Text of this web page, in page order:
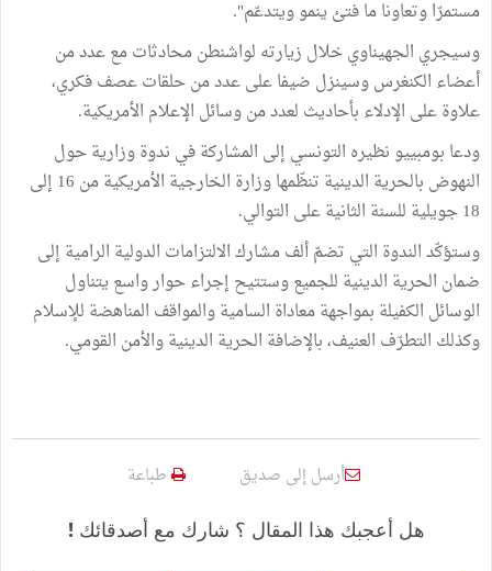
مستمرّا وتعاونا ما فتئ ينمو ويتدعّم".
وسيجري الجهيناوي خلال زيارته لواشنطن محادثات مع عدد من
أعضاء الكنغرس وسينزل ضيفا على عدد من حلقات عصف فكري،
علاوة على الإدلاء بأحاديث لعدد من وسائل الإعلام الأمريكية.
ودعا بومبييو نظيره التونسي إلى المشاركة في ندوة وزارية حول
النهوض بالحرية الدينية تنظّمها وزارة الخارجية الأمريكية من 16 إلى
18 جويلية للسنة الثانية على التوالي.
وستؤكّد الندوة التي تضمّ ألف مشارك الالتزامات الدولية الرامية إلى
ضمان الحرية الدينية للجميع وستتيح إجراء حوار واسع يتناول
الوسائل الكفيلة بمواجهة معاداة السامية والمواقف المناهضة للإسلام
وكذلك التطرّف العنيف، بالإضافة الحرية الدينية والأمن القومي.
أرسل إلى صديق طباعة
هل أعجبك هذا المقال ؟ شارك مع أصدقائك !